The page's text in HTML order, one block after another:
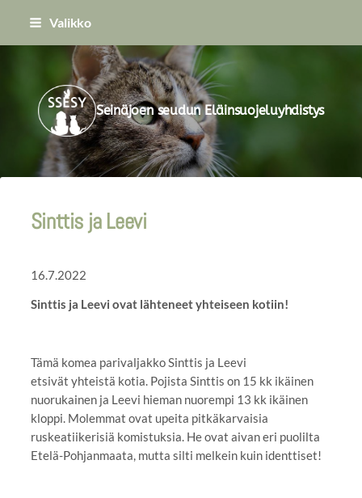
Siirry
Valikko
Seinäjoen seudun Eläinsuojeluyhdistys
Sinttis ja Leevi
16.7.2022
Sinttis ja Leevi ovat lähteneet yhteiseen kotiin!
Tämä komea parivaljakko Sinttis ja Leevi
etsivät yhteistä kotia. Pojista Sinttis on 15 kk ikäinen
nuorukainen ja Leevi hieman nuorempi 13 kk ikäinen
kloppi. Molemmat ovat upeita pitkäkarvaisia
ruskeatiikerisiä komistuksia. He ovat aivan eri puolilta
Etelä-Pohjanmaata, mutta silti melkein kuin identtiset!